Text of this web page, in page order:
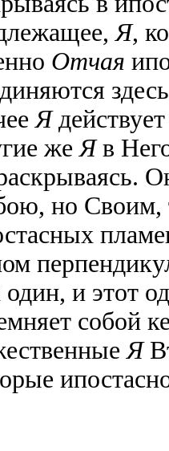
Я,
Отчая
Я
же Яв
но Своим,
один, и этот
собой
Я